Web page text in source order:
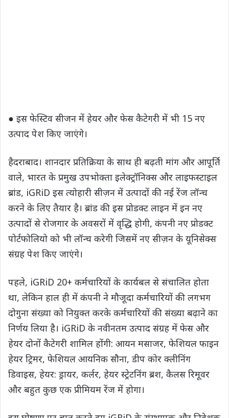
● इस फेस्टिव सीजन में हेयर और फेस कैटेगरी में भी 15 नए
उत्पाद पेश किए जाएंगे।
हैदराबाद। शानदार प्रतिक्रिया के साथ ही बढ़ती मांग और आपूर्ति
वाले, भारत के प्रमुख उपभोक्ता इलेक्ट्रॉनिक्स और लाइफस्टाइल
ब्रांड, iGRiD इस त्योहारी सीज़न में उत्पादों की नई रेंज लॉन्च
करने के लिए तैयार है। ब्रांड की इस प्रोडक्ट लाइन में इन नए
उत्पादों से रोजगार के अवसरों में वृद्धि होगी, कंपनी नए प्रोडक्ट
पोर्टफोलियो को भी लॉन्च करेगी जिसमें नए सीज़न के यूनिसेक्स
संग्रह पेश किए जाएंगे।
पहले, iGRiD 20+ कर्मचारियों के कार्यबल से संचालित होता
था, लेकिन हाल ही में कंपनी ने मौजूदा कर्मचारियों की लगभग
दोगुना संख्या को नियुक्त करके कर्मचारियों की संख्या बढ़ाने का
निर्णय लिया है। iGRiD के नवीनतम उत्पाद संग्रह में फेस और
हेयर दोनों कैटेगरी शामिल होंगी: आयन मसाजर, फेशियल फाइन
हेयर ट्रिमर, फेशियल आयनिक सौना, डीप कोर क्लीनिंग
डिवाइस, हेयर: ड्रायर, कर्लर, हेयर स्ट्रेटनिंग ब्रश, कैलस रिमूवर
और बहुत कुछ एक प्रीमियम रेंज में होगा।